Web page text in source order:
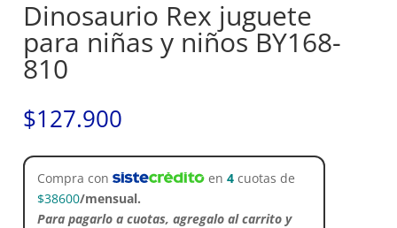
Dinosaurio Rex juguete
para niñas y niños BY168-
810
$127.900
Compra con en 4 cuotas de
$38600/mensual.
Para pagarlo a cuotas, agregalo al carrito y